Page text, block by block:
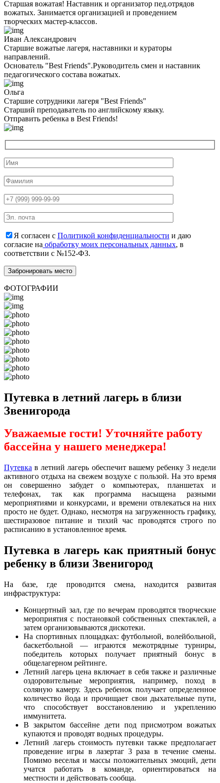
Старшая вожатая! Наставник и организатор пед.отрядов
вожатых. Занимается организацией и проведением
творческих мастер-классов.
Иван Александрович
Старшие вожатые лагеря, наставники и кураторы
направлений.
Основатель "Best Friends".Руководитель смен и наставник
педагогического состава вожатых.
Ольга
Старшие сотрудники лагеря "Best Friends"
Cтарший преподаватель по английскому языку.
Отправить ребенка в Best Friends!
Я согласен с Политикой конфиденциальности и даю
согласие на обработку моих персональных данных, в
соответствии с №152-ФЗ.
ФОТОГРАФИИ
Путевка в летний лагерь в близи
Звенигорода
Уважаемые гости! Уточняйте работу
бассейна у нашего менеджера!
Путевка в летний лагерь обеспечит вашему ребенку 3 недели
активного отдыха на свежем воздухе с пользой. На это время
он совершенно забудет о компьютерах, планшетах и
телефонах, так как программа насыщена разными
мероприятиями и конкурсами, и времени отвлекаться на них
просто не будет. Однако, несмотря на загруженность графику,
шестиразовое питание и тихий час проводятся строго по
расписанию в установленное время.
Путевка в лагерь как приятный бонус
ребенку в близи Звенигород
На базе, где проводится смена, находится развитая
инфраструктура:
Концертный зал, где по вечерам проводятся творческие
мероприятия с постановкой собственных спектаклей, а
затем организовываются дискотеки.
На спортивных площадках: футбольной, волейбольной,
баскетбольной — играются межотрядные турниры,
победитель которых получает приятный бонус в
общелагерном рейтинге.
Летний лагерь цена включает в себя также и различные
оздоровительные мероприятия, например, поход в
соляную камеру. Здесь ребенок получает определенное
количество йода и прочищает свои дыхательные пути,
что способствует восстановлению и укреплению
иммунитета.
В закрытом бассейне дети под присмотром вожатых
купаются и проводят водных процедуры.
Летний лагерь стоимость путевки также предполагает
проведение игры в лазертаг 3 раза в течение смены.
Помимо веселья и массы положительных эмоций, дети
учатся работать в команде, ориентироваться на
местности и действовать сообща.